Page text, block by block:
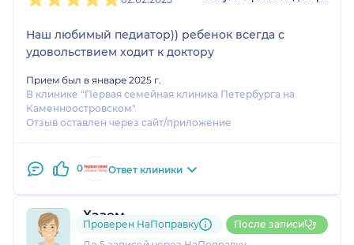
Наш любимый педиатор)) ребенок всегда с
удовольствием ходит к доктору
Прием был в январе 2025 г.
В клинике "Первая семейная клиника Петербурга на
Каменноостровском"
Отзыв оставлен через сайт/приложение
0 Ответ клиники
Хазем
1 отзыв
Проверен НаПоправку После записи